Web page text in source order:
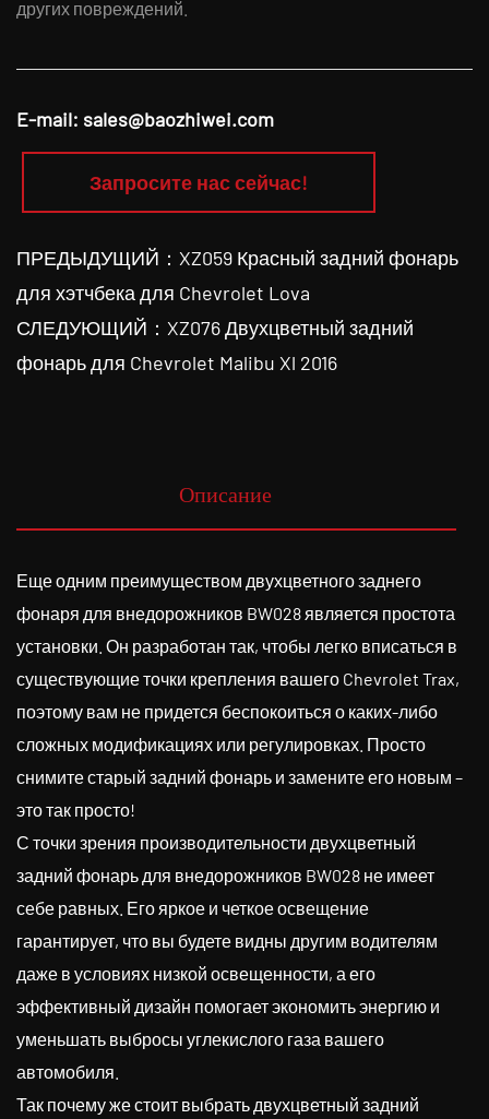
других повреждений.
E-mail: sales@baozhiwei.com
Запросите нас сейчас!
ПРЕДЫДУЩИЙ：XZ059 Красный задний фонарь
для хэтчбека для Chevrolet Lova
СЛЕДУЮЩИЙ：XZ076 Двухцветный задний
фонарь для Chevrolet Malibu Xl 2016
Описание
Еще одним преимуществом двухцветного заднего
фонаря для внедорожников BW028 является простота
установки. Он разработан так, чтобы легко вписаться в
существующие точки крепления вашего Chevrolet Trax,
поэтому вам не придется беспокоиться о каких-либо
сложных модификациях или регулировках. Просто
снимите старый задний фонарь и замените его новым –
это так просто!
С точки зрения производительности двухцветный
задний фонарь для внедорожников BW028 не имеет
себе равных. Его яркое и четкое освещение
гарантирует, что вы будете видны другим водителям
даже в условиях низкой освещенности, а его
эффективный дизайн помогает экономить энергию и
уменьшать выбросы углекислого газа вашего
автомобиля.
Так почему же стоит выбрать двухцветный задний